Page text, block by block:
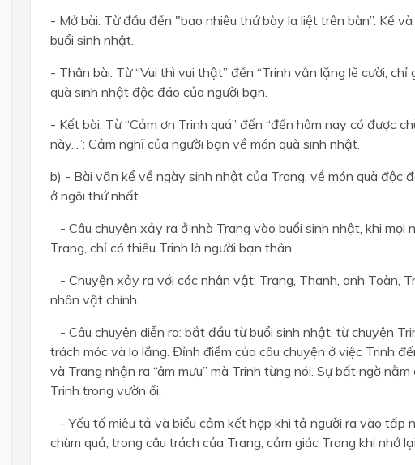
- Mở bài: Từ đầu đến "bao nhiêu thứ bày la liệt trên bàn”. Kể
buổi sinh nhật.
- Thân bài: Từ “Vui thì vui thật” đến “Trinh vẫn lặng lẽ cười, chỉ
quà sinh nhật độc đáo của người bạn.
- Kết bài: Từ “Cảm ơn Trinh quá” đến “đến hôm nay có được
này...”: Cảm nghĩ của người bạn về món quà sinh nhật.
b) - Bài văn kể về ngày sinh nhật của Trang, về món quà độc
ở ngôi thứ nhất.
- Câu chuyện xảy ra ở nhà Trang vào buổi sinh nhật, khi mọi
Trang, chỉ có thiếu Trinh là người bạn thân.
- Chuyện xảy ra với các nhân vật: Trang, Thanh, anh Toàn,
nhân vật chính.
- Câu chuyện diễn ra: bắt đầu từ buổi sinh nhật, từ chuyện
trách móc và lo lắng. Đỉnh điểm của câu chuyện ở việc Trinh
và Trang nhận ra “âm mưu” mà Trinh từng nói. Sự bất ngờ
Trinh trong vườn ổi.
- Yếu tố miêu tả và biểu cảm kết hợp khi tả người ra vào tấp
chùm quả, trong câu trách của Trang, cảm giác Trang khi nhớ